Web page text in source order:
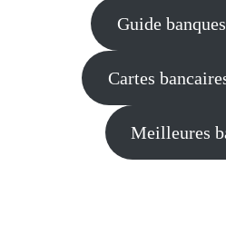
Guide
Cartes
Meilleures